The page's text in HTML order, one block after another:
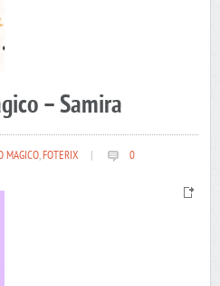
– Samira
MAGICO,FOTERIX 0